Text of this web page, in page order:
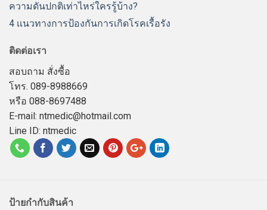
ความดันปกติเท่าไหร่ใครรู้บ้าง?
4 เเนวทางการป้องกันการเกิดโรคเรื้อรัง
ติดต่อเรา
สอบถาม สั่งซื้อ
โทร. 089-8988669
หรือ 088-8697488
E-mail: ntmedic@hotmail.com
Line ID: ntmedic
ป้ายกำกับสินค้า